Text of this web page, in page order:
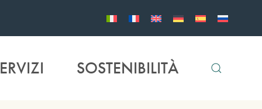
SOSTENIBILITÀ